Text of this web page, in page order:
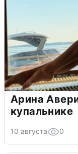
Арина
купальнике
10 августа 0